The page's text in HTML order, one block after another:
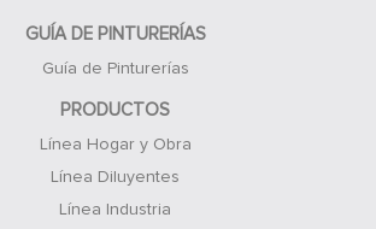
GUÍA DE PINTURERÍAS
Guía de Pinturerías
PRODUCTOS
Línea Hogar y Obra
Línea Diluyentes
Línea Industria